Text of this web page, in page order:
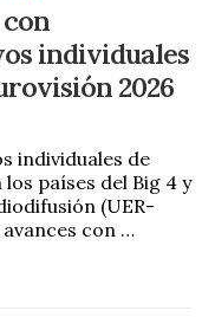
individuales
2026
individuales de
países del Big 4 y
(UER-
avances con …